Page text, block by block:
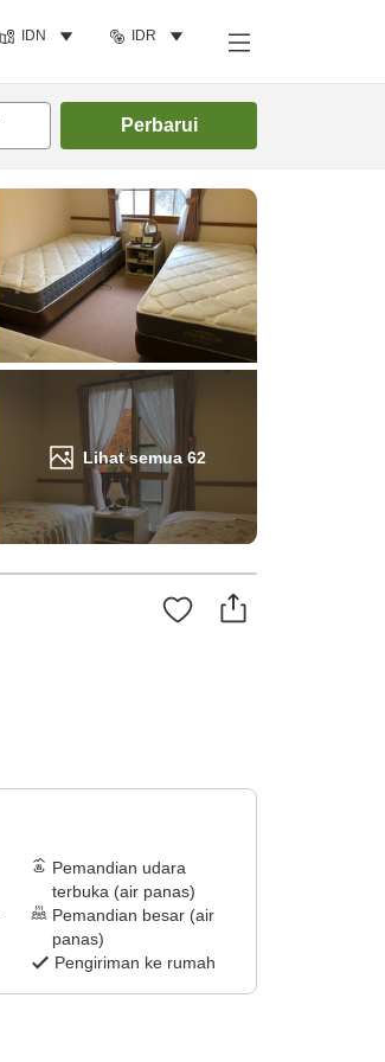
IDN IDR
Perbarui
Lihat semua 62
Cari kamar
Pemandian udara
terbuka (air panas)
Pemandian besar (air
panas)
Pengiriman ke rumah